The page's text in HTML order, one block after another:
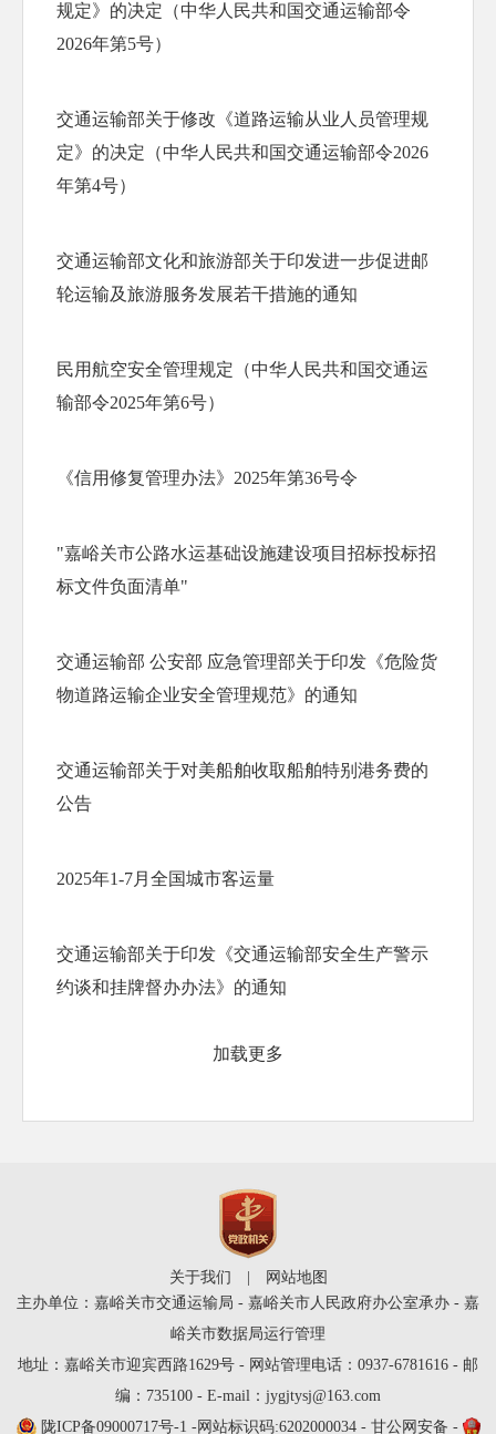
规定》的决定（中华人民共和国交通运输部令
2026年第5号）
交通运输部关于修改《道路运输从业人员管理规
定》的决定（中华人民共和国交通运输部令2026
年第4号）
交通运输部文化和旅游部关于印发进一步促进邮
轮运输及旅游服务发展若干措施的通知
民用航空安全管理规定（中华人民共和国交通运
输部令2025年第6号）
《信用修复管理办法》2025年第36号令
"嘉峪关市公路水运基础设施建设项目招标投标招
标文件负面清单"
交通运输部 公安部 应急管理部关于印发《危险货
物道路运输企业安全管理规范》的通知
交通运输部关于对美船舶收取船舶特别港务费的
公告
2025年1-7月全国城市客运量
交通运输部关于印发《交通运输部安全生产警示
约谈和挂牌督办办法》的通知
加载更多
关于我们
网站地图
主办单位：嘉峪关市交通运输局 - 嘉峪关市人民政府办公室承办 - 嘉
峪关市数据局运行管理
地址：嘉峪关市迎宾西路1629号 - 网站管理电话：0937-6781616 - 邮
编：735100 - E-mail：jygjtysj@163.com
陇ICP备09000717号-1 -网站标识码:6202000034 - 甘公网安备 -